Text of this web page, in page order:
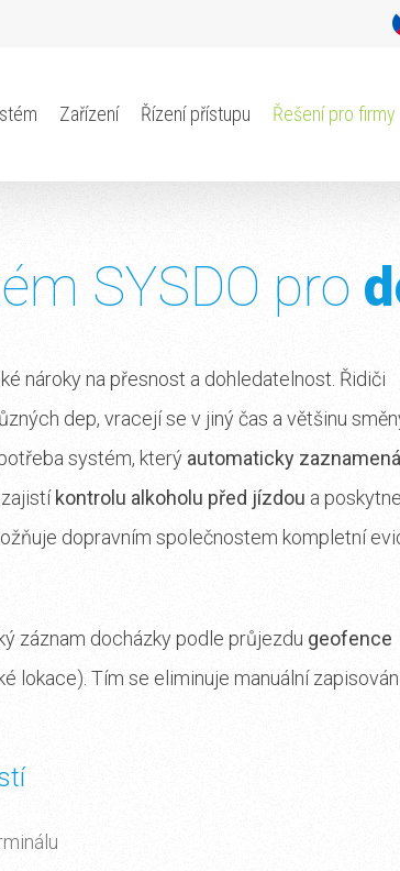
Zařízení Řízení přístupu Řešení pro firmy
SYSDO pro
nároky na přesnost a dohledatelnost. Řidiči
dep, vracejí se v jiný čas a většinu
systém, který automaticky zaznamená
kontrolu alkoholu před jízdou a poskytne
dopravním společnostem kompletní
záznam docházky podle průjezdu geofence
lokace). Tím se eliminuje manuální